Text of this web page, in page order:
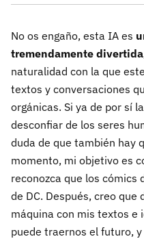
No os engaño, esta IA es
tremendamente divertida
naturalidad con la que
textos y conversaciones
orgánicas. Si ya de por sí
desconfiar de los seres
duda de que también hay
momento, mi objetivo es
reconozca que los cómics
de DC. Después, creo
máquina con mis textos e
puede traernos el futuro,